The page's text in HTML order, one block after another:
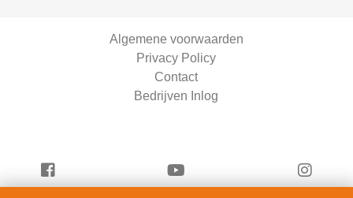
Algemene voorwaarden
Privacy Policy
Contact
Bedrijven Inlog